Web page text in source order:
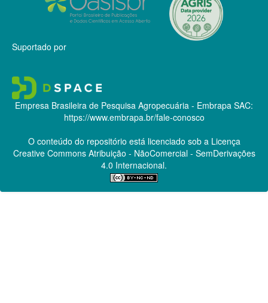
Suportado por
Empresa Brasileira de Pesquisa Agropecuária - Embrapa SAC:
https://www.embrapa.br/fale-conosco
O conteúdo do repositório está licenciado sob a Licença
Creative CommonsAtribuição - NãoComercial - SemDerivações
4.0 Internacional.